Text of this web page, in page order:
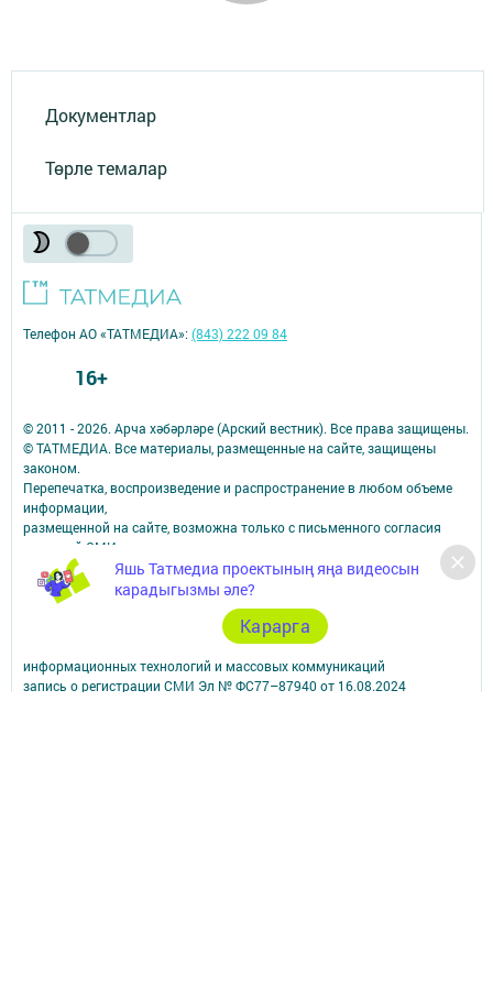
Документлар
Төрле темалар
Яшь Татмедиа проектының яңа видеосын
карадыгызмы әле?
Карарга
© 2011 - 2026. Арча хәбәрләре (Арский вестник). Все права защищены.
© ТАТМЕДИА. Все материалы, размещенные на сайте, защищены
законом.
Перепечатка, воспроизведение и распространение в любом объеме
информации,
размещенной на сайте, возможна только с письменного согласия
редакций СМИ.
При поддержке Республиканского агентства по печати и массовым
коммуникациям.
Наименование СМИ: Арча хәбәрләре (Арский вестник)
СМИ зарегистрировано Федеральной службой по надзору в сфере
информационных технологий и массовых коммуникаций
запись о регистрации СМИ Эл № ФС77–87940 от 16.08.2024
Телефон АО «ТАТМЕДИА»:(843) 222 09 84
16+